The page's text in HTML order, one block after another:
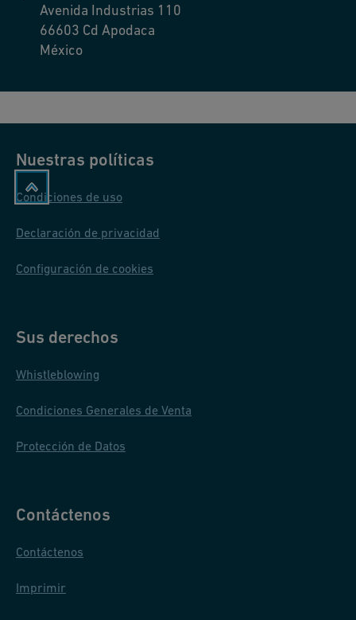
Avenida Industrias 110
66603 Cd Apodaca
México
Nuestras políticas
Condiciones de uso
Declaración de privacidad
Configuración de cookies
Sus derechos
Whistleblowing
Condiciones Generales de Venta
Protección de Datos
Contáctenos
Contáctenos
Imprimir